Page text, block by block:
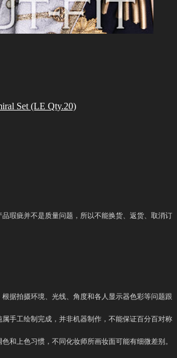
Set (LE Qty.20)
瑕疵并不是质量问题，所以不能换货、返货、取消订
据拍摄环境、光线、角度和各人显示器色彩等问题跟
手工绘制完成，并非机器制作，不能保证百分百对称
和上色习惯，不同化妆师所画妆面可能有细微差别。